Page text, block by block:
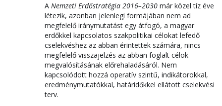
A Nemzeti Erdőstratégia 2016–2030 már közel tíz éve
létezik, azonban jelenlegi formájában nem ad
megfelelő iránymutatást egy átfogó, a magyar
erdőkkel kapcsolatos szakpolitikai célokat lefedő
cselekvéshez az abban érintettek számára, nincs
megfelelő visszajelzés az abban foglalt célok
megvalósításának előrehaladásáról. Nem
kapcsolódott hozzá operatív szintű, indikátorokkal,
eredménymutatókkal, határidőkkel ellátott cselekvési
terv.